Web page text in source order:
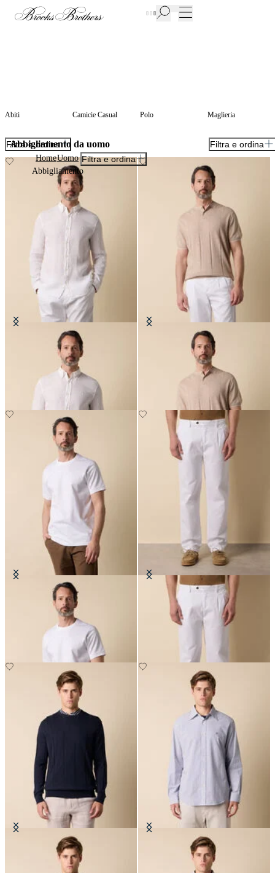
Nuove aggiunte ai Saldi | Fino al 50%
Abiti Camicie Casual Polo Maglieria
HomeUomo
Abbigliamento
Filtra e ordina
Abbigliamento da uomo Filtra e ordina
Filtra e ordina
Camicia Slim Fit in Lino con Collo
CHF 108.50
T-Shirt Henley a Costina Piatta in
T-Shirt in Cotone
Pantaloni in Cotone con Doppia
CHF 122.50
Maglia Girocollo in Cotone-Lino
Camicia Regular Fit in Seersucker
con Collo Button Down